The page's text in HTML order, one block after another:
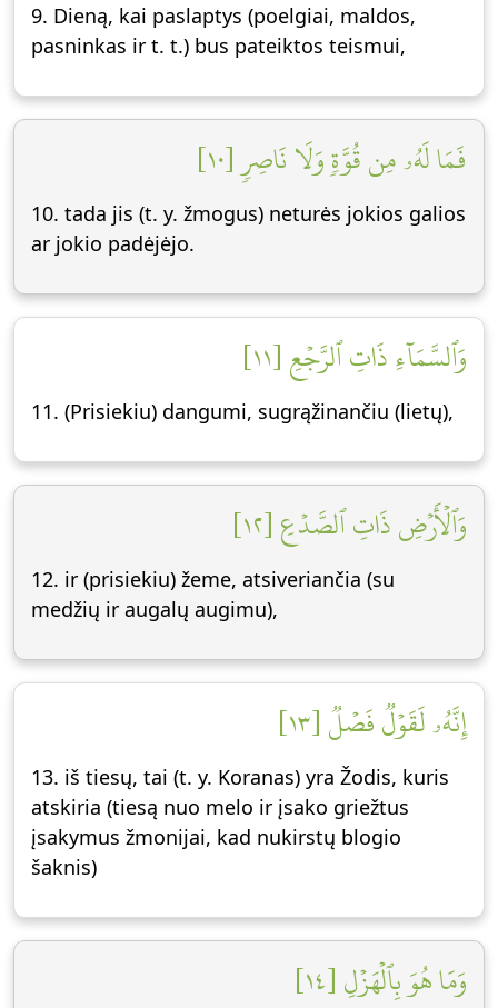
9. Dieną, kai paslaptys (poelgiai, maldos,
pasninkas ir t. t.) bus pateiktos teismui,
فَمَا لَهُۥ مِن قُوَّةٖ وَلَا نَاصِرٖ [١٠]
10. tada jis (t. y. žmogus) neturės jokios galios
ar jokio padėjėjo.
وَٱلسَّمَآءِ ذَاتِ ٱلرَّجۡعِ [١١]
11. (Prisiekiu) dangumi, sugrąžinančiu (lietų),
وَٱلۡأَرۡضِ ذَاتِ ٱلصَّدۡعِ [١٢]
12. ir (prisiekiu) žeme, atsiveriančia (su
medžių ir augalų augimu),
إِنَّهُۥ لَقَوۡلٞ فَصۡلٞ [١٣]
13. iš tiesų, tai (t. y. Koranas) yra Žodis, kuris
atskiria (tiesą nuo melo ir įsako griežtus
įsakymus žmonijai, kad nukirstų blogio
šaknis)
وَمَا هُوَ بِٱلۡهَزۡلِ [١٤]